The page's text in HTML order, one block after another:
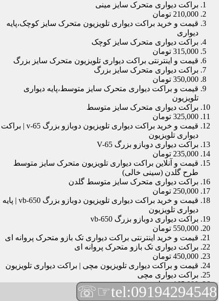
براکت دیواری متحرک سایز مینی
210,000 تومان
قیمت و خرید براکت دیواری تلویزیون متحرک سایز کوچک،پایه
دیواری
براکت دیواری متحرک سایز کوچک
315,000 تومان
قیمت و اینترنتی براکت دیواری تلویزیون متحرک سایز بزرگ
براکت دیواری متحرک سایز بزرگ
350,000 تومان
قیمت و براکت دیواری متحرک سایز متوسط،پایه دیواری
تلویزیون
براکت دیواری متحرک سایز متوسط
325,000 تومان
قیمت و خرید براکت دیواری تلویزیون دوبازو بزرگ v-65 | براکت
دیواری تلویزیون
براکت دیواری دوبازو بزرگ V-65
235,000 تومان
قیمت و آنلاین براکت دیواری تلویزیون متحرک سایز متوسط
طرح گلدن (سینی خالی)
براکت دیواری متحرک سایز متوسط گلدن
250,000 تومان
قیمت و خرید براکت دیواری تلویزیون دوبازو بزرگ vb-650 | پایه
دیواری تلویزیون
براکت دیواری دوبازو بزرگ vb-650
550,000 تومان
قیمت و خرید اینترنتی براکت دیواری تک بازو متحرک پروانه ای
براکت دیواری تک بازو متحرک پروانه ای
450,000 تومان
قیمت و براکت دیواری تلویزیون مچی | براکت دیواری تلویزیون
براکت دیواری مچی
165,000 تومان
قیمت و خرید براکت دیواری تلویزیون دو بازو جدید،پایه دیواری
tel:09194294548
☞☏